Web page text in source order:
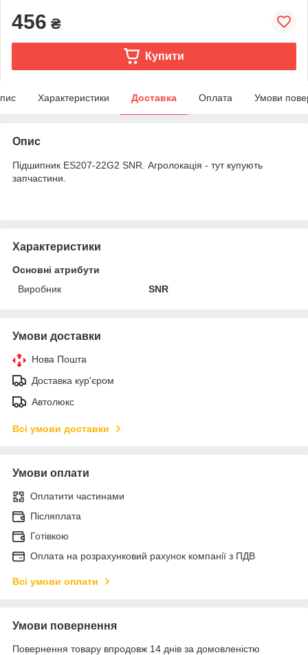
456 ₴
Купити
Характеристики Доставка Оплата Умови
Опис
Підшипник ES207-22G2 SNR. Агролокація - тут купують
запчастини.
Характеристики
Основні атрибути
Виробник
SNR
Умови доставки
Нова Пошта
Доставка кур'єром
Автолюкс
Всі умови доставки
Умови оплати
Оплатити частинами
Післяплата
Готівкою
Оплата на розрахунковий рахунок компанії з ПДВ
Всі умови оплати
Умови повернення
Повернення товару впродовж 14 днів за домовленістю